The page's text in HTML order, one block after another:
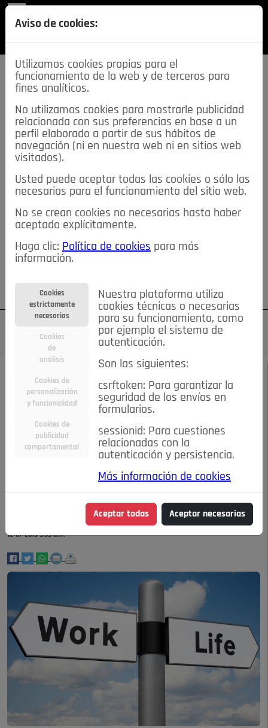
SECCIONES
descarga esta
REVISTA
≡NOTICIAS
NOTICIAS SERVICIOS DE INTERÉS
TABLÓN DE ANUNCIOS MIS ANUNCIOS CONTACTO
NOSOTROS
Su cuenta Regístrese ¿Olvidó su contraseña?
JULIO-AGOSTO 2019
La vida es un viaje y
los proyectos
empresariales
también
12-07-2019 9:59 a.m.
Aviso de cookies:
Utilizamos cookies propias para el
funcionamiento de la web y de terceros para
fines analíticos.
No utilizamos cookies para mostrarle publicidad
relacionada con sus preferencias en base a un
perfil elaborado a partir de sus hábitos de
navegación (ni en nuestra web ni en sitios web
visitados).
Usted puede aceptar todas las cookies o sólo las
necesarias para el funcionamiento del sitio web.
No se crean cookies no necesarias hasta haber
aceptado explícitamente.
Haga clic: Política de cookies para más
información.
Cookies
estrictamente
necesarias
Cookies
de
análisis
Cookies de
personalización
y funcionalidad
Cookies de
publicidad
comportamental
Nuestra plataforma utiliza
cookies técnicas o necesarias
para su funcionamiento, como
por ejemplo el sistema de
autenticación.
Son las siguientes:
csrftoken: Para garantizar la
seguridad de los envíos en
formularios.
sessionid: Para cuestiones
relacionadas con la
autenticación y persistencia.
Más información de cookies
Aceptar todas Aceptar necesarias